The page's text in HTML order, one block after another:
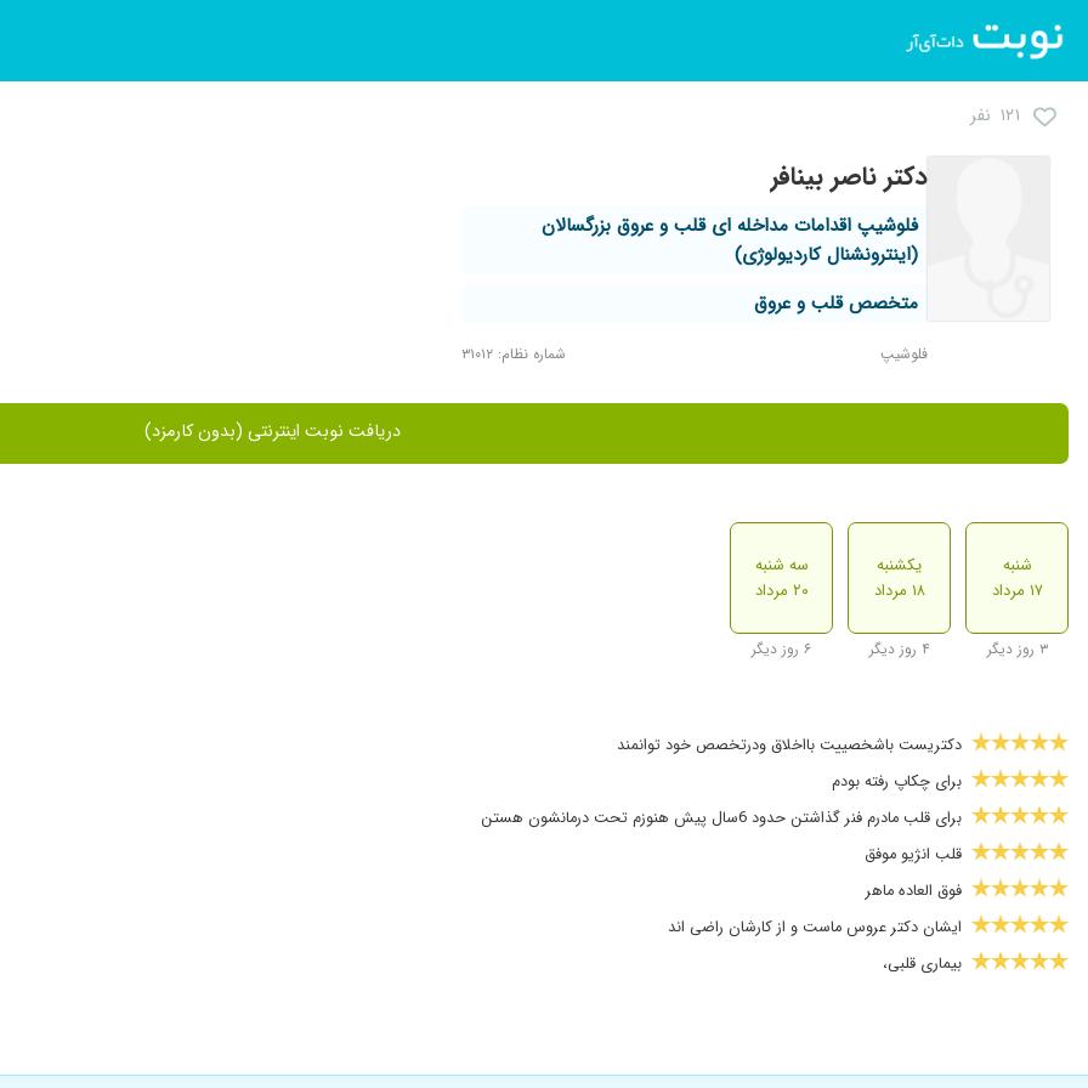
۱۲۱ نفر
دکتر ناصر بینافر
فلوشیپ اقدامات مداخله ای قلب و عروق بزرگسالان
(اینترونشنال کاردیولوژی)
متخصص قلب و عروق
فلوشیپ شماره نظام: ۳۱۰۱۲
دریافت نوبت اینترنتی (بدون کارمزد)
شنبه
۱۷ مرداد
۳ روز دیگر
یکشنبه
۱۸ مرداد
۴ روز دیگر
سه شنبه
۲۰ مرداد
۶ روز دیگر
دکتریست باشخصییت بااخلاق ودرتخصص خود توانمند
برای چکاپ رفته بودم
برای قلب مادرم فنر گذاشتن حدود 6سال پیش هنوزم تحت درمانشون هستن
قلب انژیو موفق
فوق العاده ماهر
ایشان دکتر عروس ماست و از کارشان راضی اند
بیماری قلبی،
دریچه مادرزادی،تحت نظر